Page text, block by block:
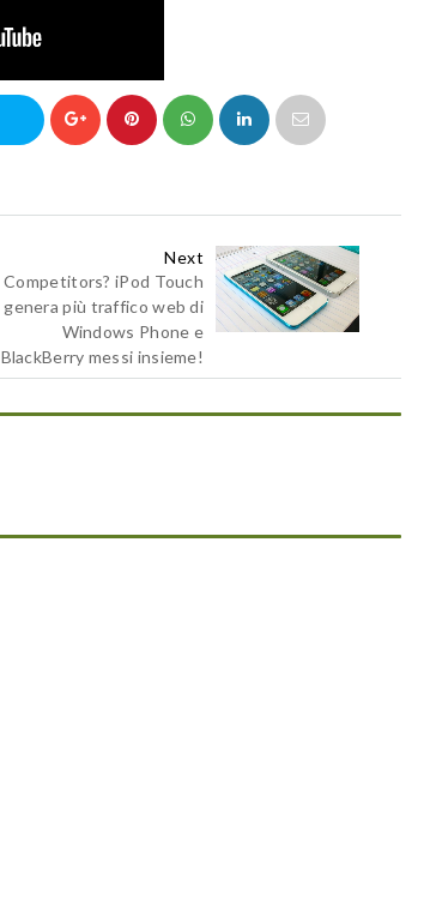
Next
Competitors? iPod Touch
genera più traffico web di
Windows Phone e
BlackBerry messi insieme!